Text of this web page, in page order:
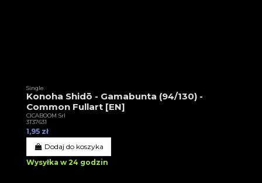
Single
Konoha Shidō - Gamabunta (94/130) -
Common Fullart [EN]
CICABOOM Srl
3T37631
1,95 zł
Dodaj do koszyka
Wysyłka w 24 godzin